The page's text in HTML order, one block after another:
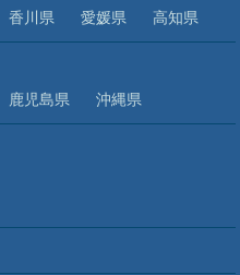
香川県 愛媛県 高知県
鹿児島県 沖縄県